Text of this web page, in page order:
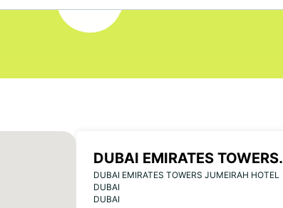
DUBAI EMIRATES TOWERS
JUMEIRAH HOTEL
DUBAI EMIRATES TOWERS JUMEIRAH HOTEL
DUBAI
DUBAI